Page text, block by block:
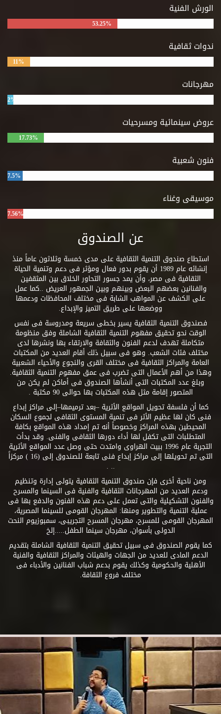
الورش الفنية
53.25%
ندوات ثقافية
11%
مهرجانات
2%
عروض سينمائية ومسرحيات
17.73%
فنون شعبية
7.5%
موسيقى وغناء
7.56%
عن الصندوق
استطاع صندوق التنمية الثقافية على مدى خمسة وثلاثون عاماً منذ
إنشائه عام 1989 أن يقوم بدور فعال ومؤثر فى دعم وتنمية الحياة
الثقافية فى مصر، وأن يمد جسور التحاور الخلاق بين المثقفين
والفنانين بعضهم البعض وبينهم وبين الجمهور العريض ..كما عمل
على الكشف عن المواهب الشابة فى مختلف المحافظات ودعمها
ووضعها على طريق التميز والإبداع.
فصندوق التنمية الثقافية يسير بخطى سريعة ومدروسة فى نفس
الوقت نحو تحقيق مفهوم التنمية الثقافية الشاملة وفق منظومة
متكاملة تهدف لدعم الفنون والثقافة والارتقاء بها ونشرها لدى
مختلف فئات الشعب. وهو فى سبيل ذلك أقام العديد من المكتبات
العامة والمراكز الثقافية فى مختلف القرى والنجوع والأحياء الشعبية
وهذا من أهم الأعمال التى تضرب فى عمق مفهوم التنمية الثقافية.
وبلغ عدد المكتبات التى أنشأها الصندوق فى أماكن لم يكن من
المتصور إقامة مثل هذه المكتبات بها حوالى 90 مكتبة .
كما أن فلسفة تحويل المواقع الأثرية –بعد ترميمها–إلى مراكز إبداع
فنى كان لها عظيم الأثر فى تنمية المستوى الثقافى لجموع السكان
المحيطين بهذه المراكز وخصوصاً أنه تم إمداد هذه المواقع بكافة
المتطلبات التى تكفل لها أداء دورها الثقافى والفنى. وقد بدأت
التجربة عام 1996 ببيت الهراوى وامتدت حتى وصل عدد المواقع الأثرية
التى تم تحويلها إلى مراكز إبداع فنى تابعة للصندوق إلى (16 ) مركزاً
.. .
ومن ناحية أخرى فإن صندوق التنمية الثقافية يتولى إدارة وتنظيم
ودعم العديد من المهرجانات الثقافية والفنية فى السينما والمسرح
والفنون التشكيلية والتى تعمل على دعم هذه الفنون والدفع بها فى
عملية التنمية والتطوير ومنها: المهرجان القومى للسينما المصرية،
المهرجان القومى للمسرح، مهرجان المسرح التجريبى، سمبوزيوم النحت
الدولى بأسوان، مهرجان سينما الطفل.....إلخ
كما يقوم الصندوق فى سبيل تحقيق التنمية الثقافية الشاملة بتقديم
الدعم المادى للعديد من الجهات والهيئات والمراكز الثقافية والفنية
الأهلية والحكومية وكذلك يقوم بدعم شباب الفنانين والأدباء فى
مختلف فروع الثقافة.